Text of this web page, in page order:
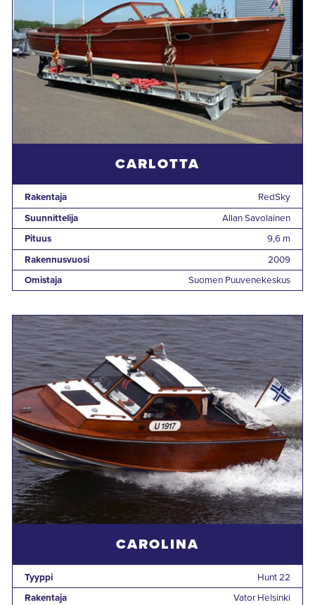
CARLOTTA
Rakentaja
RedSky
Suunnittelija
Allan Savolainen
Pituus
9,6 m
Rakennusvuosi
2009
Omistaja
Suomen Puuvenekeskus
CAROLINA
Tyyppi
Hunt 22
Rakentaja
Vator Helsinki